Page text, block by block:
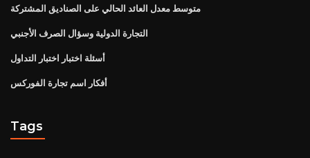
متوسط ​​معدل العائد الحالي على الصناديق المشتركة
التجارة الدولية وسؤال الصرف الأجنبي
أسئلة اختبار اختبار التداول
أفكار اسم تجارة الفوركس
Tags